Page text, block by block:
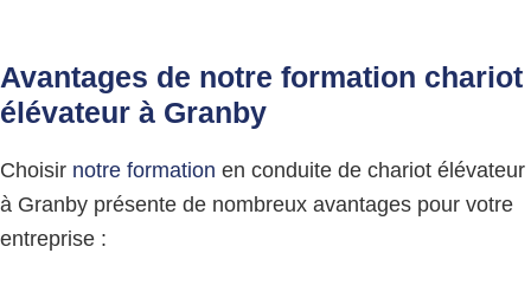
Avantages de notre formation chariot
élévateur à Granby
Choisir notre formation en conduite de chariot élévateur
à Granby présente de nombreux avantages pour votre
entreprise :